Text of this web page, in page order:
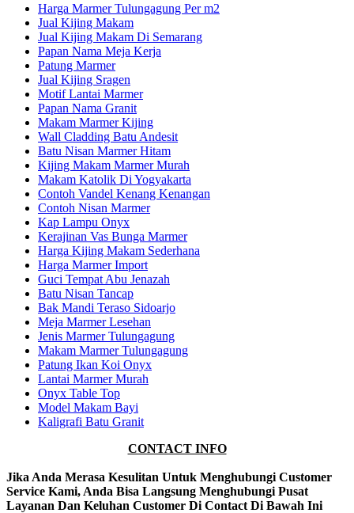
Harga Marmer Tulungagung Per m2
Jual Kijing Makam
Jual Kijing Makam Di Semarang
Papan Nama Meja Kerja
Patung Marmer
Jual Kijing Sragen
Motif Lantai Marmer
Papan Nama Granit
Makam Marmer Kijing
Wall Cladding Batu Andesit
Batu Nisan Marmer Hitam
Kijing Makam Marmer Murah
Makam Katolik Di Yogyakarta
Contoh Vandel Kenang Kenangan
Contoh Nisan Marmer
Kap Lampu Onyx
Kerajinan Vas Bunga Marmer
Harga Kijing Makam Sederhana
Harga Marmer Import
Guci Tempat Abu Jenazah
Batu Nisan Tancap
Bak Mandi Teraso Sidoarjo
Meja Marmer Lesehan
Jenis Marmer Tulungagung
Makam Marmer Tulungagung
Patung Ikan Koi Onyx
Lantai Marmer Murah
Onyx Table Top
Model Makam Bayi
Kaligrafi Batu Granit
CONTACT INFO
Jika Anda Merasa Kesulitan Untuk Menghubungi Customer
Service Kami, Anda Bisa Langsung Menghubungi Pusat
Layanan Dan Keluhan Customer Di Contact Di Bawah Ini